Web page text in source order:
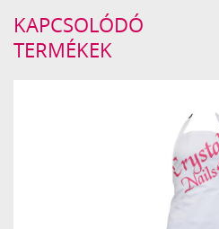
KAPCSOLÓDÓ
TERMÉKEK